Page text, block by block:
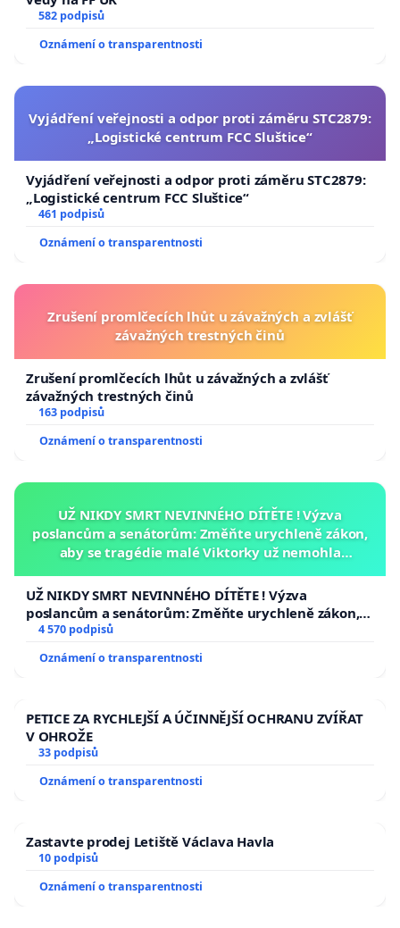
582 podpisů
Oznámení o transparentnosti
Vyjádření veřejnosti a odpor proti záměru STC2879:
„Logistické centrum FCC Sluštice“
Vyjádření veřejnosti a odpor proti záměru STC2879:
„Logistické centrum FCC Sluštice“
461 podpisů
Oznámení o transparentnosti
Zrušení promlčecích lhůt u závažných a zvlášť
závažných trestných činů
Zrušení promlčecích lhůt u závažných a zvlášť
závažných trestných činů
163 podpisů
Oznámení o transparentnosti
UŽ NIKDY SMRT NEVINNÉHO DÍTĚTE ! Výzva
poslancům a senátorům: Změňte urychleně zákon,
aby se tragédie malé Viktorky už nemohla
UŽ NIKDY SMRT NEVINNÉHO DÍTĚTE ! Výzva
poslancům a senátorům: Změňte urychleně zákon,
aby se tragédie malé Viktorky už nemohla opakovat!
4 570 podpisů
Oznámení o transparentnosti
PETICE ZA RYCHLEJŠÍ A ÚČINNĚJŠÍ OCHRANU ZVÍŘAT
V OHROŽE
33 podpisů
Oznámení o transparentnosti
Zastavte prodej Letiště Václava Havla
10 podpisů
Oznámení o transparentnosti